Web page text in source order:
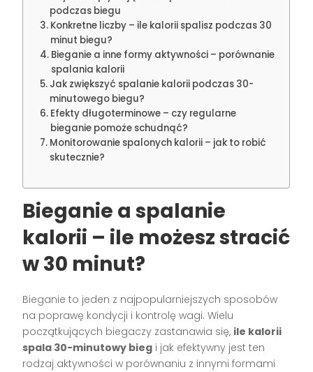
podczas biegu
Konkretne liczby – ile kalorii spalisz podczas 30
minut biegu?
Bieganie a inne formy aktywności – porównanie
spalania kalorii
Jak zwiększyć spalanie kalorii podczas 30-
minutowego biegu?
Efekty długoterminowe – czy regularne
bieganie pomoże schudnąć?
Monitorowanie spalonych kalorii – jak to robić
skutecznie?
Bieganie a spalanie
kalorii – ile możesz stracić
w 30 minut?
Bieganie to jeden z najpopularniejszych sposobów
na poprawę kondycji i kontrolę wagi. Wielu
początkujących biegaczy zastanawia się, ile kalorii
spala 30-minutowy bieg i jak efektywny jest ten
rodzaj aktywności w porównaniu z innymi formami